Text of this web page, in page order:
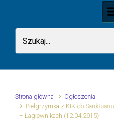
Strona główna
Ogłoszenia
Pielgrzymka z KIK do
– Łagiewnikach (12.04.2015)